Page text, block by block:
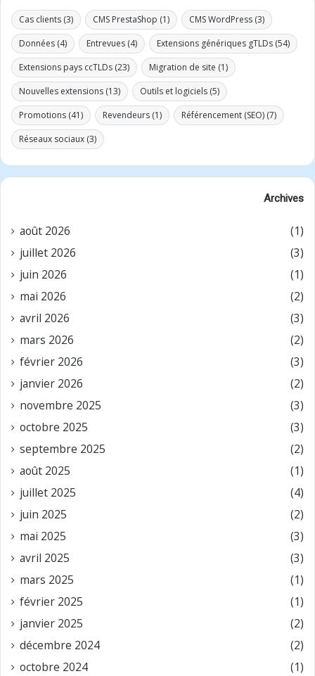
Cas clients (3) CMS PrestaShop (1) CMS WordPress (3)
Données (4) Entrevues (4) Extensions génériques gTLDs (54)
Extensions pays ccTLDs (23) Migration de site (1)
Nouvelles extensions (13) Outils et logiciels (5)
Promotions (41) Revendeurs (1) Référencement (SEO) (7)
Réseaux sociaux (3)
Archives
août 2026
(1)
juillet 2026
(3)
juin 2026
(1)
mai 2026
(2)
avril 2026
(3)
mars 2026
(2)
février 2026
(3)
janvier 2026
(2)
novembre 2025
(3)
octobre 2025
(3)
septembre 2025
(2)
août 2025
(1)
juillet 2025
(4)
juin 2025
(2)
mai 2025
(3)
avril 2025
(3)
mars 2025
(1)
février 2025
(1)
janvier 2025
(2)
décembre 2024
(2)
octobre 2024
(1)